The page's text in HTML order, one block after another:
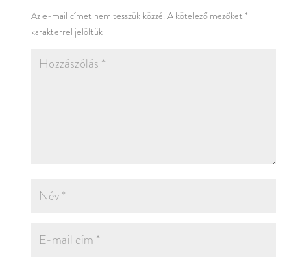
Az e-mail címet nem tesszük közzé. A kötelező mezőket *
karakterrel jelöltük